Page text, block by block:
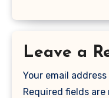
Leave a
Your email
Required fields are